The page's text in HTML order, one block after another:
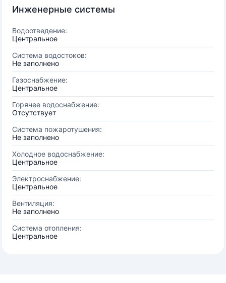
Инженерные системы
Водоотведение:
Центральное
Система водостоков:
Не заполнено
Газоснабжение:
Центральное
Горячее водоснабжение:
Отсутствует
Система пожаротушения:
Не заполнено
Холодное водоснабжение:
Центральное
Электроснабжение:
Центральное
Вентиляция:
Не заполнено
Система отопления:
Центральное